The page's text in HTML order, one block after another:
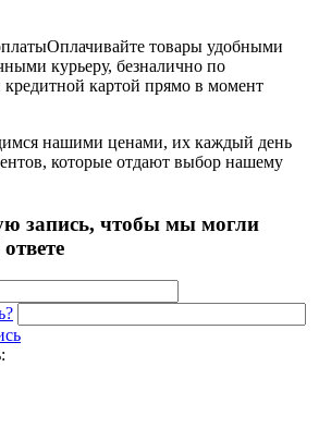
Оплачивайте товары удобными
курьеру, безналично по
картой прямо в момент
нашими ценами, их каждый день
которые отдают выбор нашему
запись, чтобы мы могли